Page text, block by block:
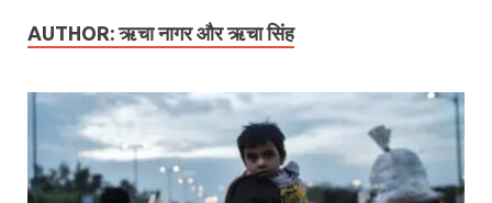
AUTHOR:ऋचा नागर और ऋचा सिंह